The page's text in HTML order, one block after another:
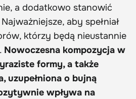
a dodatkowo stanowić
aby spełniał
którzy będą nieustannie
Nowoczesna kompozycja w
formy, a także
uzupełniona o bujną
wpływa na